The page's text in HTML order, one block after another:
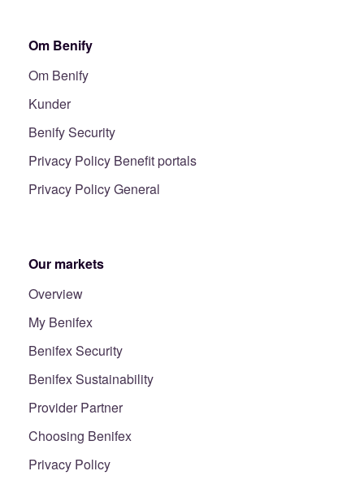
Om Benify
Om Benify
Kunder
Benify Security
Privacy Policy Benefit portals
Privacy Policy General
Our markets
Overview
My Benifex
Benifex Security
Benifex Sustainability
Provider Partner
Choosing Benifex
Privacy Policy